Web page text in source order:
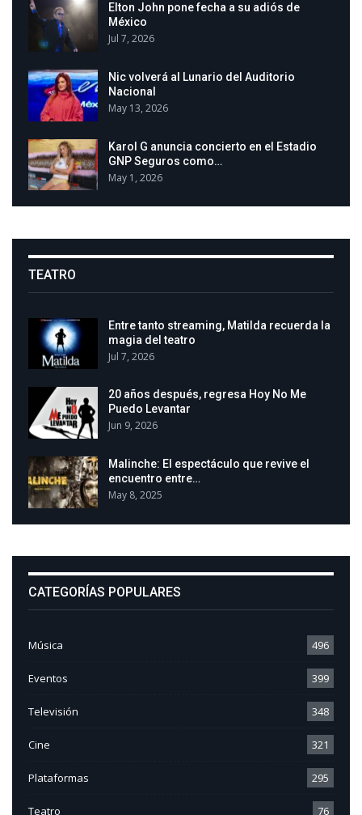
Elton John pone fecha a su adiós de
México
Jul 7, 2026
Nic volverá al Lunario del Auditorio
Nacional
May 13, 2026
Karol G anuncia concierto en el Estadio
GNP Seguros como…
May 1, 2026
TEATRO
Entre tanto streaming, Matilda recuerda la
magia del teatro
Jul 7, 2026
20 años después, regresa Hoy No Me
Puedo Levantar
Jun 9, 2026
Malinche: El espectáculo que revive el
encuentro entre…
May 8, 2025
CATEGORÍAS POPULARES
Música 496
Eventos 399
Televisión 348
Cine 321
Plataformas 295
Teatro 76